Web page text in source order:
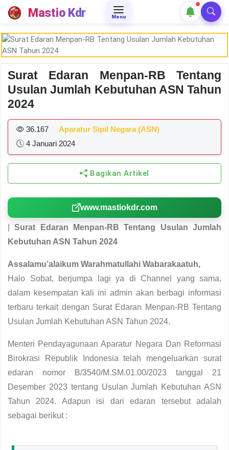
Mastio Kdr Menu
Surat Edaran Menpan-RB Tentang
Usulan Jumlah Kebutuhan ASN Tahun
2024
36.167
Aparatur Sipil Negara (ASN)
4 Januari 2024
Bagikan Artikel
www.mastiokdr.com
|Surat Edaran Menpan-RB Tentang Usulan Jumlah
Kebutuhan ASN Tahun 2024
Assalamu’alaikum Warahmatullahi Wabarakaatuh,
Halo Sobat, berjumpa lagi ya di Channel yang sama,
dalam kesempatan kali ini admin akan berbagi informasi
terbaru terkait dengan Surat Edaran Menpan-RB Tentang
Usulan Jumlah Kebutuhan ASN Tahun 2024.
Menteri Pendayagunaan Aparatur Negara Dan Reformasi
Birokrasi Republik Indonesia telah mengeluarkan surat
edaran nomor B/3540/M.SM.01.00/2023 tanggal 21
Desember 2023 tentang Usulan Jumlah Kebutuhan ASN
Tahun 2024. Adapun isi dari edaran tersebut adalah
sebagai berikut :